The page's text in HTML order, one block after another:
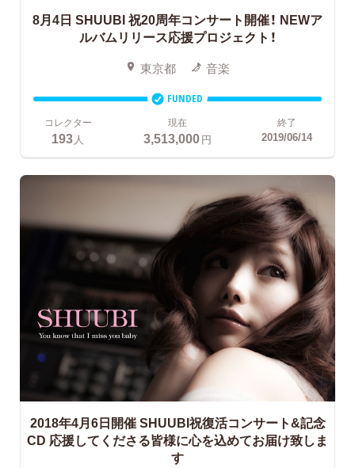
8月4日 SHUUBI 祝20周年コンサート開催！ NEWア
ルバムリリース応援プロジェクト！
東京都 音楽
FUNDED
コレクター
193 人
現在
3,513,000円
終了
2019/06/14
2018年4月6日開催 SHUUBI祝復活コンサート&記念
CD 応援してくださる皆様に心を込めてお届け致しま
す